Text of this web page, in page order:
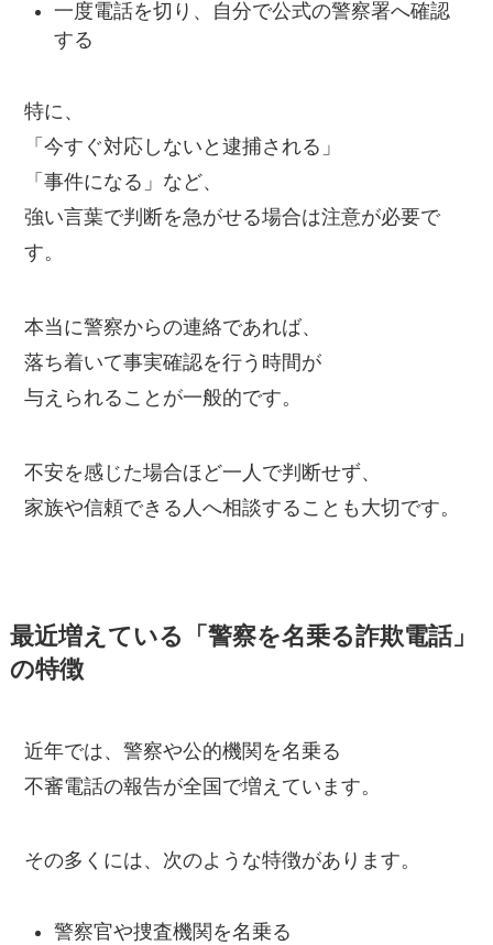
一度電話を切り、自分で公式の警察署へ確認
する
特に、
「今すぐ対応しないと逮捕される」
「事件になる」など、
強い言葉で判断を急がせる場合は注意が必要で
す。
本当に警察からの連絡であれば、
落ち着いて事実確認を行う時間が
与えられることが一般的です。
不安を感じた場合ほど一人で判断せず、
家族や信頼できる人へ相談することも大切です。
最近増えている「警察を名乗る詐欺電話」
の特徴
近年では、警察や公的機関を名乗る
不審電話の報告が全国で増えています。
その多くには、次のような特徴があります。
警察官や捜査機関を名乗る